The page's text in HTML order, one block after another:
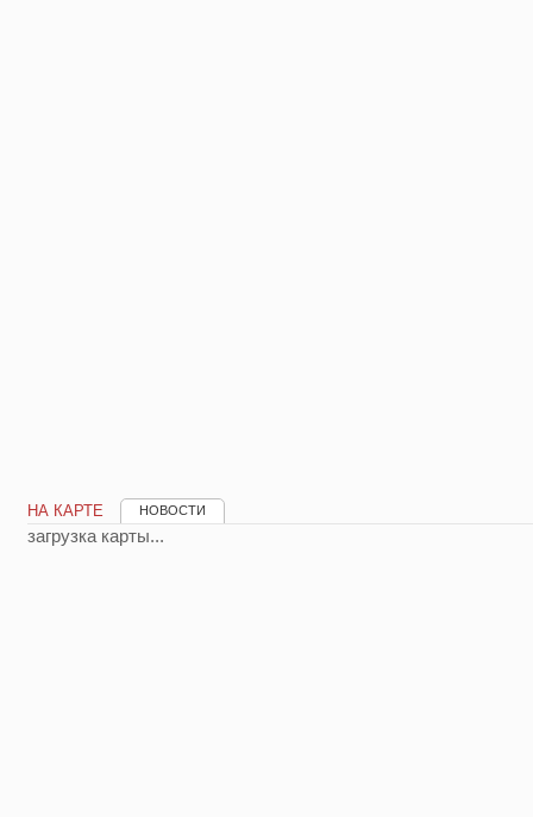
НА КАРТЕ НОВОСТИ
загрузка карты...